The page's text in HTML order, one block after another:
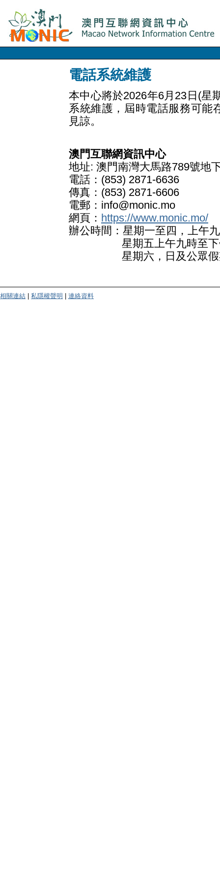
電話系統維護
本中心將於2026年6月23日(星
系統維護，屆時電話服務可能
見諒。
澳門互聯網資訊中心
地址: 澳門南灣大馬路789號地
電話：(853) 2871-6636
傳真：(853) 2871-6606
電郵：info@monic.mo
網頁： https://www.monic.mo/
辦公時間：星期一至四，上午
星期五上午九時至下午
星期六，日及公眾假
相關連結 | 私隱權聲明 | 連絡資料